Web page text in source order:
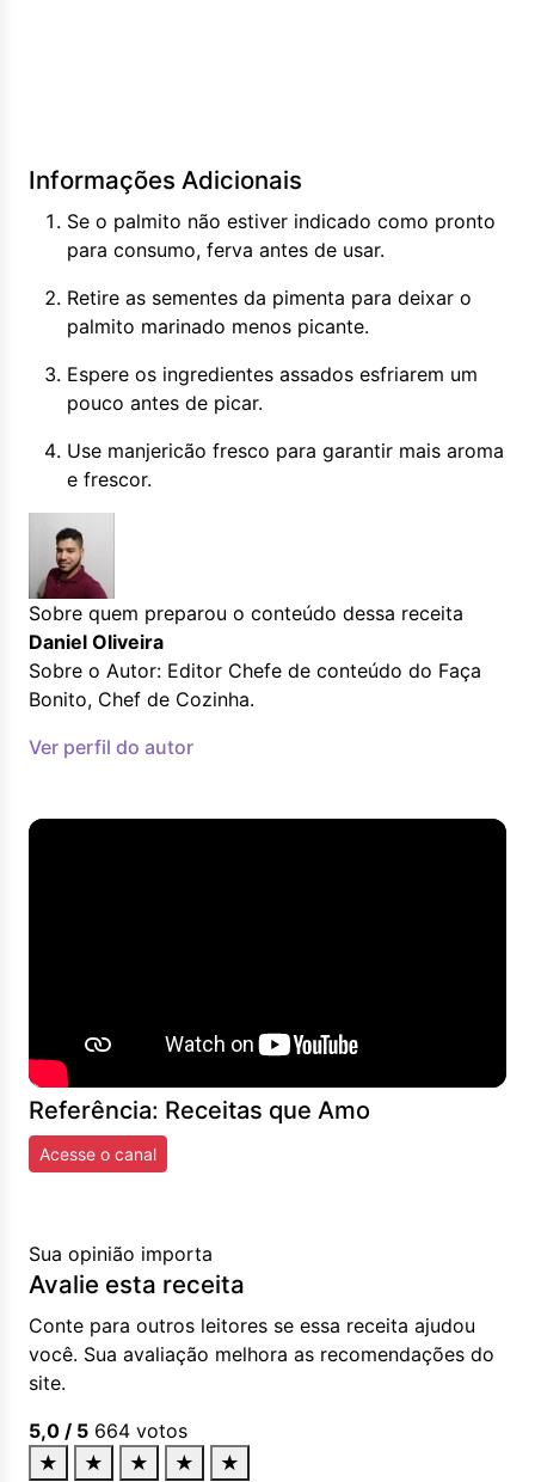
Informações Adicionais
Se o palmito não estiver indicado como pronto
para consumo, ferva antes de usar.
Retire as sementes da pimenta para deixar o
palmito marinado menos picante.
Espere os ingredientes assados esfriarem um
pouco antes de picar.
Use manjericão fresco para garantir mais aroma
e frescor.
Sobre quem preparou o conteúdo dessa receita
Daniel Oliveira
Sobre o Autor: Editor Chefe de conteúdo do Faça
Bonito, Chef de Cozinha.
Ver perfil do autor
Referência: Receitas que Amo
Acesse o canal
Sua opinião importa
Avalie esta receita
Conte para outros leitores se essa receita ajudou
você. Sua avaliação melhora as recomendações do
site.
5,0 / 5 664 votos
★
★ ★ ★
★